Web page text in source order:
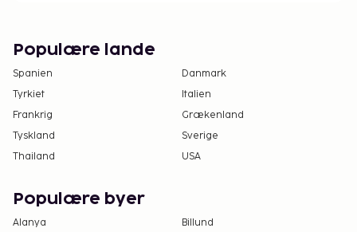
ikke overføres mere end 1000 EUR i kontanter
Gæster under 18 år er ikke tilladt på dette
overnatningssted kun for voksne.
Dette overnatningssted rengøres professionelt.
Populære lande
Spanien
Danmark
Tyrkiet
Italien
Frankrig
Grækenland
Tyskland
Sverige
Thailand
USA
Populære byer
Alanya
Billund